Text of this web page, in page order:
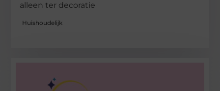
alleen ter decoratie
Huishoudelijk